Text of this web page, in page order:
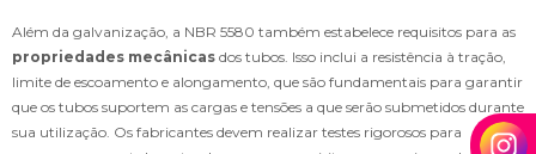
Além da galvanização, a NBR 5580 também estabelece requisitos para as
propriedades mecânicas dos tubos. Isso inclui a resistência à tração,
limite de escoamento e alongamento, que são fundamentais para garantir
que os tubos suportem as cargas e tensões a que serão submetidos durante
sua utilização. Os fabricantes devem realizar testes rigorosos para